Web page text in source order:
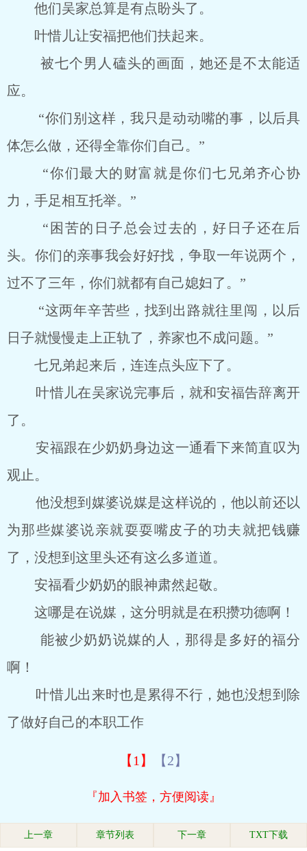
他们吴家总算是有点盼头了。
叶惜儿让安福把他们扶起来。
被七个男人磕头的画面，她还是不太能适
应。
“你们别这样，我只是动动嘴的事，以后具
体怎么做，还得全靠你们自己。”
“你们最大的财富就是你们七兄弟齐心协
力，手足相互托举。”
“困苦的日子总会过去的，好日子还在后
头。你们的亲事我会好好找，争取一年说两个，
过不了三年，你们就都有自己媳妇了。”
“这两年辛苦些，找到出路就往里闯，以后
日子就慢慢走上正轨了，养家也不成问题。”
七兄弟起来后，连连点头应下了。
叶惜儿在吴家说完事后，就和安福告辞离开
了。
安福跟在少奶奶身边这一通看下来简直叹为
观止。
他没想到媒婆说媒是这样说的，他以前还以
为那些媒婆说亲就耍耍嘴皮子的功夫就把钱赚
了，没想到这里头还有这么多道道。
安福看少奶奶的眼神肃然起敬。
这哪是在说媒，这分明就是在积攒功德啊！
能被少奶奶说媒的人，那得是多好的福分
啊！
叶惜儿出来时也是累得不行，她也没想到除
了做好自己的本职工作
【1】 【2】
『加入书签，方便阅读』
上一章 章节列表 下一章 TXT下载